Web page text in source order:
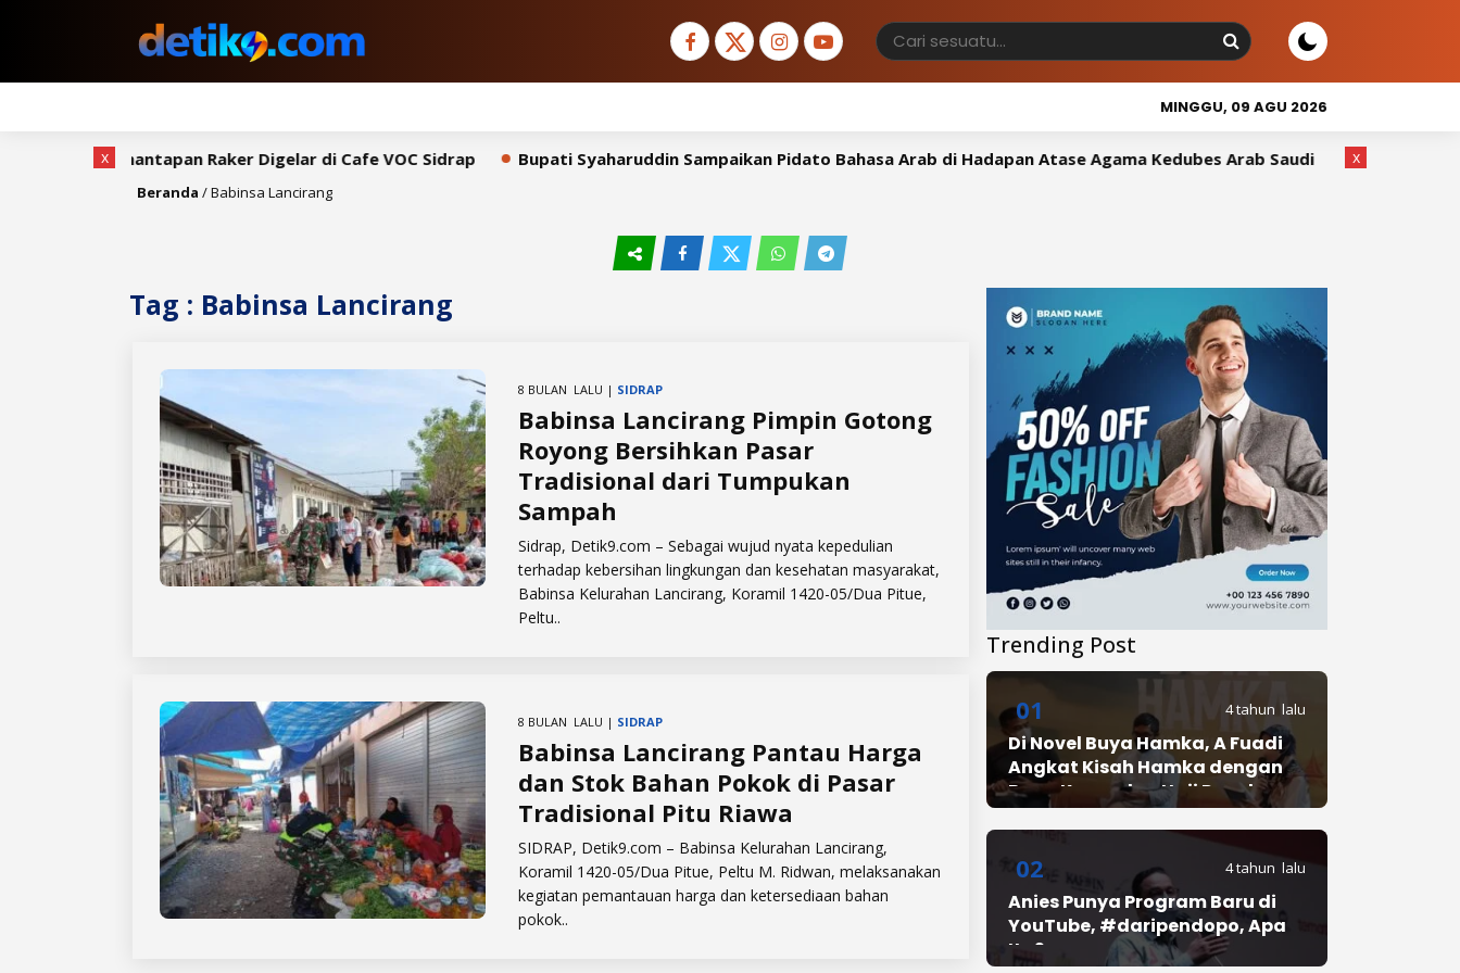
MINGGU, 09 AGU 2026
Pemantapan Raker Digelar di Cafe VOC Sidrap Bupati Syaharuddin Sampaikan Pidato Bahasa Arab di Hadapan Atase Agama Kedubes Arab Saudi Wakil Bupati
Beranda /Babinsa Lancirang
Tag : Babinsa Lancirang
8 BULAN LALU | SIDRAP
Babinsa Lancirang Pimpin Gotong
Royong Bersihkan Pasar
Tradisional dari Tumpukan
Sampah
Sidrap, Detik9.com – Sebagai wujud nyata kepedulian
terhadap kebersihan lingkungan dan kesehatan masyarakat,
Babinsa Kelurahan Lancirang, Koramil 1420-05/Dua Pitue,
Peltu..
8 BULAN LALU | SIDRAP
Babinsa Lancirang Pantau Harga
dan Stok Bahan Pokok di Pasar
Tradisional Pitu Riawa
​SIDRAP, Detik9.com – Babinsa Kelurahan Lancirang,
Koramil 1420-05/Dua Pitue, Peltu M. Ridwan, melaksanakan
kegiatan pemantauan harga dan ketersediaan bahan
pokok..
Trending Post
01 4 tahun lalu
Di Novel Buya Hamka, A Fuadi
Angkat Kisah Hamka dengan
Bung Karno dan Haji Rasul
02 4 tahun lalu
Anies Punya Program Baru di
YouTube, #daripendopo, Apa
Itu?
x x